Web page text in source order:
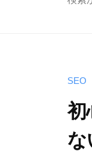
ム
株
式
会
SEO
初
な